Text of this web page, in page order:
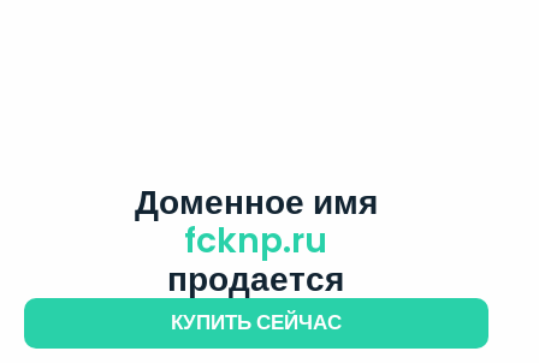
Доменное имя
fcknp.ru
продается
КУПИТЬ СЕЙЧАС